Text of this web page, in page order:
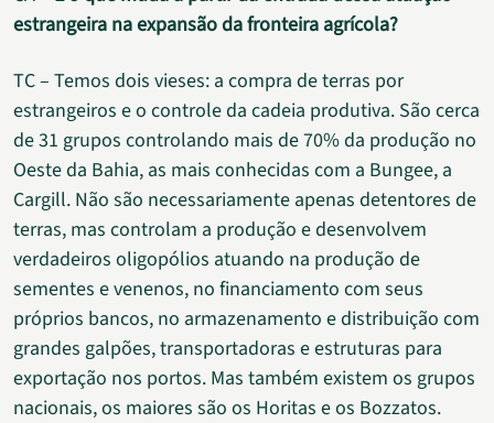
estrangeira na expansão da fronteira agrícola?
TC – Temos dois vieses: a compra de terras por
estrangeiros e o controle da cadeia produtiva. São cerca
de 31 grupos controlando mais de 70% da produção no
Oeste da Bahia, as mais conhecidas com a Bungee, a
Cargill. Não são necessariamente apenas detentores de
terras, mas controlam a produção e desenvolvem
verdadeiros oligopólios atuando na produção de
sementes e venenos, no financiamento com seus
próprios bancos, no armazenamento e distribuição com
grandes galpões, transportadoras e estruturas para
exportação nos portos. Mas também existem os grupos
nacionais, os maiores são os Horitas e os Bozzatos.